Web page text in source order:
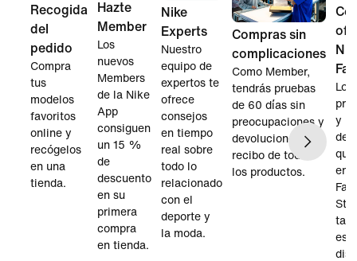
Recogida
del
pedido
Compra
tus
modelos
favoritos
online y
recógelos
en una
tienda.
Hazte
Member
Los
nuevos
Members
de la Nike
App
consiguen
un 15 %
de
descuento
en su
primera
compra
en tienda.
Nike
Experts
Nuestro
equipo de
expertos te
ofrece
consejos
en tiempo
real sobre
todo lo
relacionado
con el
deporte y
la moda.
Compras sin
complicaciones
Como Member,
tendrás pruebas
de 60 días sin
preocupaciones y
devoluciones sin
recibo de todos
los productos.
Los
y
en